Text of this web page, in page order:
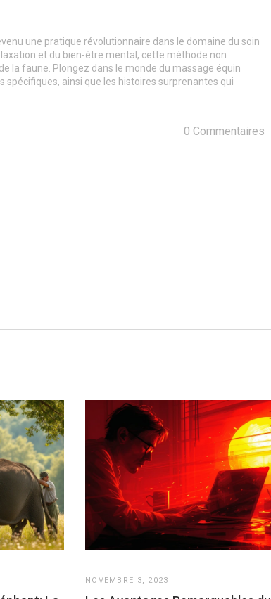
une pratique révolutionnaire dans le domaine du soin
et du bien-être mental, cette méthode non
la faune. Plongez dans le monde du massage équin
ainsi que les histoires surprenantes qui
0 Commentaires
NOVEMBRE 3, 2023